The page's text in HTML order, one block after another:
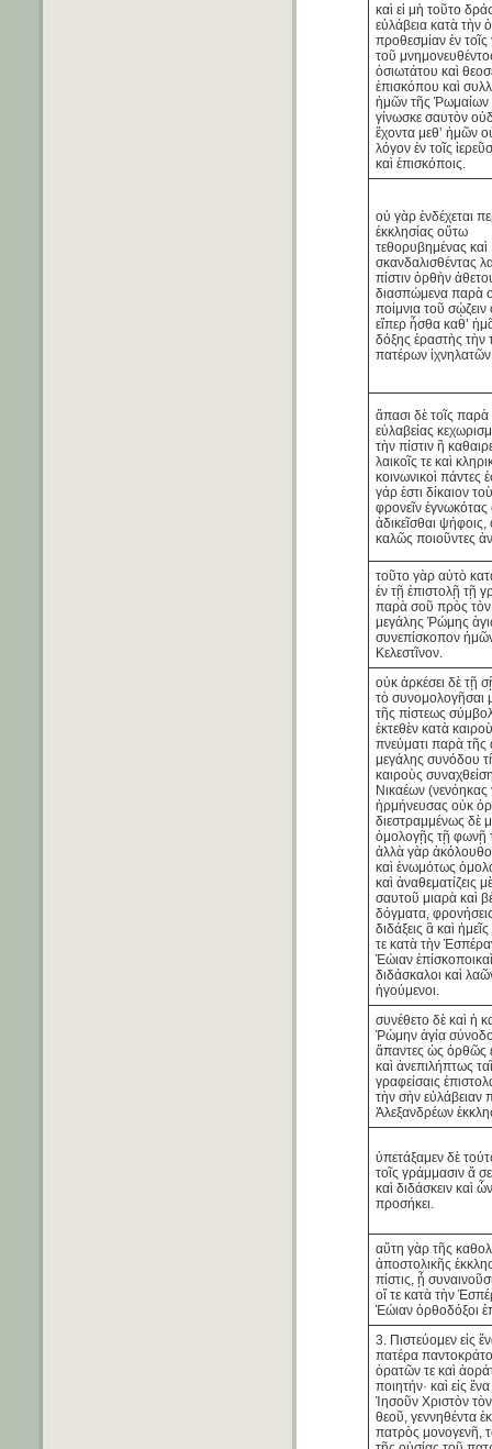
καὶ εἰ μὴ τοῦτο
εὐλάβεια κατὰ τὴν
προθεσμίαν ἐν
τοῦ
ὁσιωτάτου καὶ
ἐπισκόπου καὶ
ἡμῶν τῆς Ῥωμαίων
γίνωσκε σαυτὸν
ἔχοντα μεθ’ ἡμῶν
λόγον ἐν τοῖς
καὶ ἐπισκόποις.
οὐ γὰρ ἐνδέχεται
ἐκκλησίας οὕτω
τεθορυβημένας καὶ
σκανδαλισθέντας
πίστιν ὀρθὴν
διασπώμενα παρὰ
ποίμνια τοῦ σῴζειν
εἴπερ ἦσθα καθ’
δόξης ἐραστὴς τὴν
πατέρων ἰχνηλατῶν
ἅπασι δὲ τοῖς
εὐλαβείας
τὴν πίστιν ἢ
λαικοῖς τε καὶ
κοινωνικοὶ πάντες
γάρ ἐστι δίκαιον
φρονεῖν ἐγνωκότας
ἀδικεῖσθαι ψήφοις,
καλῶς ποιοῦντες
τοῦτο γὰρ αὐτὸ
ἐν τῇ ἐπιστολῇ τῇ
παρὰ σοῦ πρὸς τὸν
μεγάλης Ῥώμης
συνεπίσκοπον
Κελεστῖνον.
οὐκ ἀρκέσει δὲ τῇ
τὸ συνομολογῆσαι
τῆς πίστεως
ἐκτεθὲν κατὰ
πνεύματι παρὰ τῆς
μεγάλης συνόδου
καιροὺς
Νικαέων (νενόηκας
ἡρμήνευσας οὐκ
διεστραμμένως δὲ
ὁμολογῇς τῇ φωνῇ
ἀλλὰ γὰρ
καὶ ἐνωμότως
καὶ ἀναθεματίζεις
σαυτοῦ μιαρὰ καὶ
δόγματα,
διδάξεις ἃ καὶ
τε κατὰ τὴν
Ἑώιαν
διδάσκαλοι καὶ
ἡγούμενοι.
συνέθετο δὲ καὶ ἡ
Ῥώμην ἁγία
ἅπαντες ὡς ὀρθῶς
καὶ ἀνεπιλήπτως
γραφείσαις
τὴν σὴν εὐλάβειαν
Ἀλεξανδρέων
ὑπετάξαμεν δὲ
τοῖς γράμμασιν ἅ
καὶ διδάσκειν καὶ
προσήκει.
αὕτη γὰρ τῆς
ἀποστολικῆς
πίστις, ᾗ
οἵ τε κατὰ τὴν
Ἑώιαν ὀρθοδόξοι
3. Πιστεύομεν εἰς
πατέρα
ὁρατῶν τε καὶ
ποιητήν· καὶ εἰς
Ἰησοῦν Χριστὸν
θεοῦ, γεννηθέντα
πατρὸς μονογενῆ,